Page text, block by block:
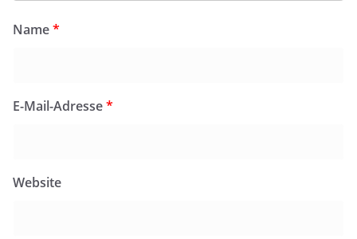
Name*
E-Mail-Adresse*
Website